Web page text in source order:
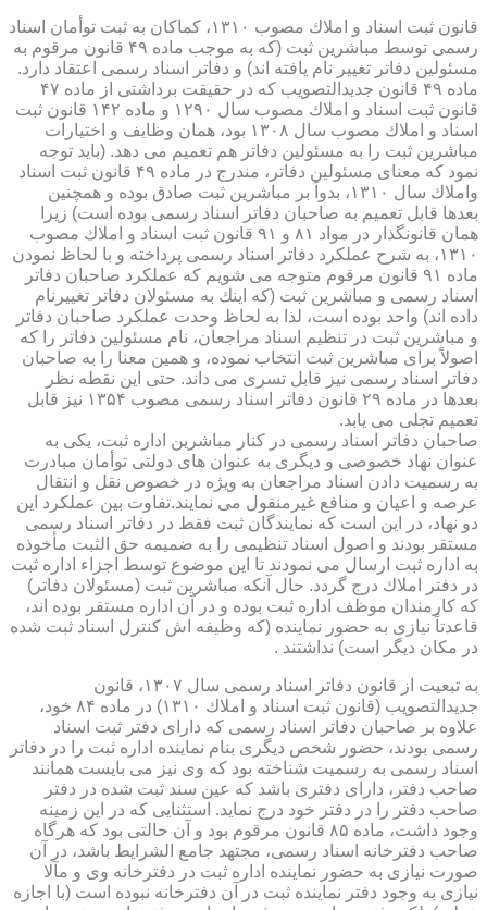
قانون ثبت اسناد و املاك مصوب ۱۳۱۰، كماكان به ثبت توأمان اسناد
رسمی توسط مباشرین ثبت (كه به موجب ماده ۴۹ قانون مرقوم به
مسئولین دفاتر تغییر نام یافته اند) و دفاتر اسناد رسمی اعتقاد دارد.
ماده ۴۹ قانون جدیدالتصویب كه در حقیقت برداشتی از ماده ۴۷
قانون ثبت اسناد و املاك مصوب سال ۱۲۹۰ و ماده ۱۴۲ قانون ثبت
اسناد و املاك مصوب سال ۱۳۰۸ بود، همان وظایف و اختیارات
مباشرین ثبت را به مسئولین دفاتر هم تعمیم می دهد. (باید توجه
نمود كه معنای مسئولین دفاتر، مندرج در ماده ۴۹ قانون ثبت اسناد
واملاك سال ۱۳۱۰، بدواً بر مباشرین ثبت صادق بوده و همچنین
بعدها قابل تعمیم به صاحبان دفاتر اسناد رسمی بوده است) زیرا
همان قانونگذار در مواد ۸۱ و ۹۱ قانون ثبت اسناد و املاك مصوب
۱۳۱۰، به شرح عملكرد دفاتر اسناد رسمی پرداخته و با لحاظ نمودن
ماده ۹۱ قانون مرقوم متوجه می شویم كه عملكرد صاحبان دفاتر
اسناد رسمی و مباشرین ثبت (كه اینك به مسئولان دفاتر تغییرنام
داده اند) واحد بوده است، لذا به لحاظ وحدت عملكرد صاحبان دفاتر
و مباشرین ثبت در تنظیم اسناد مراجعان، نام مسئولین دفاتر را كه
اصولاً برای مباشرین ثبت انتخاب نموده، و همین معنا را به صاحبان
دفاتر اسناد رسمی نیز قابل تسری می داند. حتی این نقطه نظر
بعدها در ماده ۲۹ قانون دفاتر اسناد رسمی مصوب ۱۳۵۴ نیز قابل
تعمیم تجلی می یابد.
صاحبان دفاتر اسناد رسمی در كنار مباشرین اداره ثبت، یكی به
عنوان نهاد خصوصی و دیگری به عنوان های دولتی توأمان مبادرت
به رسمیت دادن اسناد مراجعان به ویژه در خصوص نقل و انتقال
عرصه و اعیان و منافع غیرمنقول می نمایند.تفاوت بین عملكرد این
دو نهاد، در این است كه نمایندگان ثبت فقط در دفاتر اسناد رسمی
مستقر بودند و اصول اسناد تنظیمی را به ضمیمه حق الثبت مأخوذه
به اداره ثبت ارسال می نمودند تا این موضوع توسط اجزاء اداره ثبت
در دفتر املاك درج گردد. حال آنكه مباشرین ثبت (مسئولان دفاتر)
كه كارمندان موظف اداره ثبت بوده و در آن اداره مستقر بوده اند،
قاعدتاً نیازی به حضور نماینده (كه وظیفه اش كنترل اسناد ثبت شده
در مكان دیگر است) نداشتند .
به تبعیت از قانون دفاتر اسناد رسمی سال ۱۳۰۷، قانون
جدیدالتصویب (قانون ثبت اسناد و املاك ۱۳۱۰) در ماده ۸۴ خود،
علاوه بر صاحبان دفاتر اسناد رسمی كه دارای دفتر ثبت اسناد
رسمی بودند، حضور شخص دیگری بنام نماینده اداره ثبت را در دفاتر
اسناد رسمی به رسمیت شناخته بود كه وی نیز می بایست همانند
صاحب دفتر، دارای دفتری باشد كه عین سند ثبت شده در دفتر
صاحب دفتر را در دفتر خود درج نماید. استثنایی كه در این زمینه
وجود داشت، ماده ۸۵ قانون مرقوم بود و آن حالتی بود كه هرگاه
صاحب دفترخانه اسناد رسمی، مجتهد جامع الشرایط باشد، در آن
صورت نیازی به حضور نماینده اداره ثبت در دفترخانه وی و مآلا
نیازی به وجود دفتر نماینده ثبت در آن دفترخانه نبوده است (با اجازه